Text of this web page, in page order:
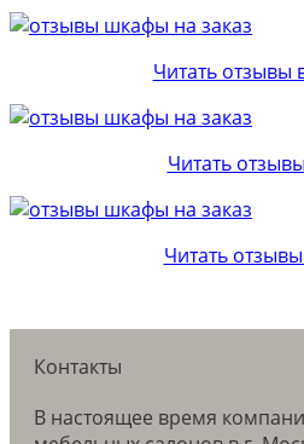
Читать отзывы
Читать
Читать
Контакты
В настоящее время